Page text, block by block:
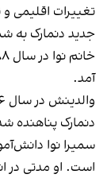
تغییرات اقلیمی
جدید دنمارک به
آمد.
دنمارک پناهنده
سمیرا نوا
است. او مدتی در